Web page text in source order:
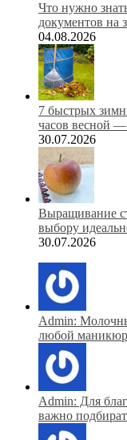
Что нужно
документов на
04.08.2026
7 быстрых
часов весной
30.07.2026
Выращивание
выбору
30.07.2026
Admin:
любой
Admin: Для
важно